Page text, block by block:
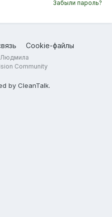
Забыли пароль?
Cookie-файлы
Людмила
Community
by CleanTalk.